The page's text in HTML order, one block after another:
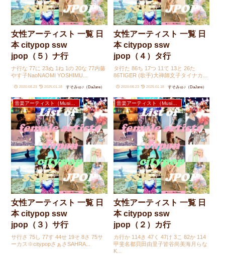
女性アーティスト 一覧 日
本 citypop ssw
jpop（５）ナ行
ナ行な 77に 23ぬ 1ね 1の 20な 77内藤
やす子NaoNAOMI YOSHIMU...
2020.08.23 2025.01.18 すそみゅ♪（DaJare）
女性アーティスト 一覧 日
本 citypop ssw
jpop（４）タ行
タ行た 86ち 17つ 11て 13と 26た
86TIGER (歌手)大禅師文子タイナカ...
2020.08.23 2025.01.18 すそみゅ♪（DaJare）
音楽アーティスト（Music Artists）
女性アーティスト 一覧 日
本 citypop ssw
jpop（３）サ行
サ行さ 75し 77す 44せ 19そ 8さ 75サ
ーカス※citypopさぁさSAHRA...
女性アーティスト 一覧 日
本 citypop ssw
jpop（２）カ行
カ行か 114き 47く 47け 3こ 82か 114
甲斐名都貝田由里子皆谷尚美海月らな
K...